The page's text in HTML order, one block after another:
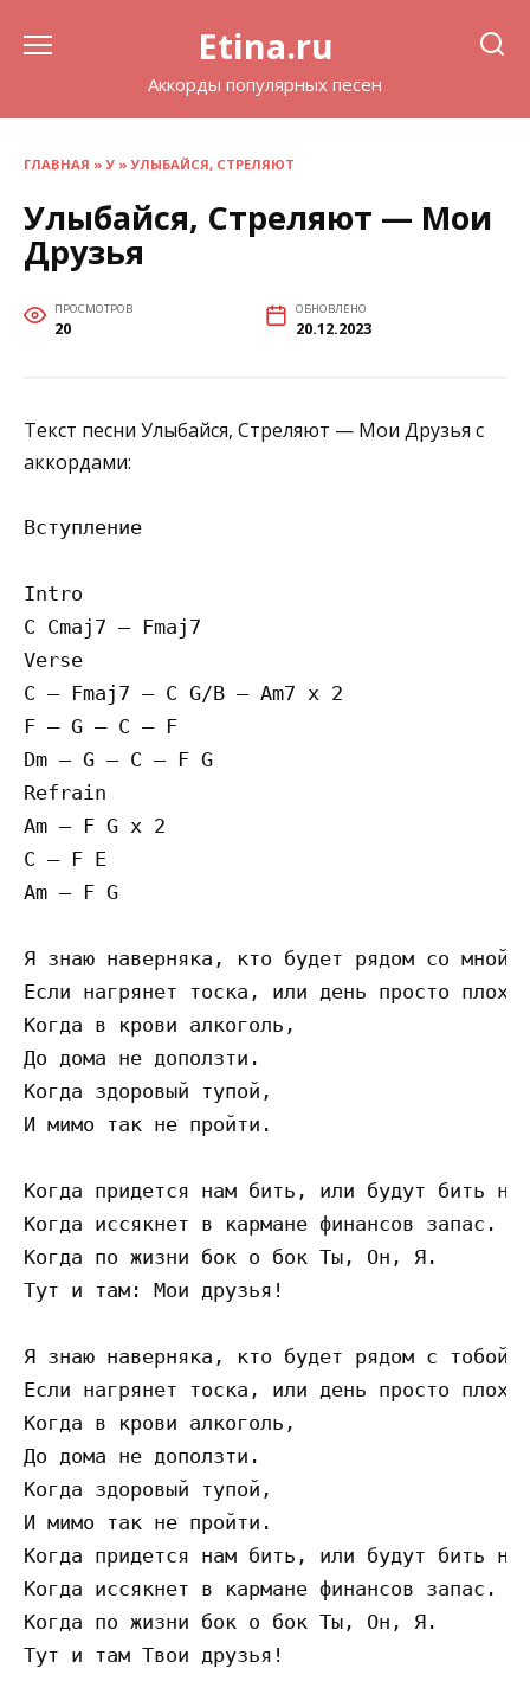
Etina.ru
Аккорды популярных песен
ГЛАВНАЯ »У »УЛЫБАЙСЯ, СТРЕЛЯЮТ
Улыбайся, Стреляют — Мои
Друзья
ПРОСМОТРОВ
20
ОБНОВЛЕНО
20.12.2023
Текст песни Улыбайся, Стреляют — Мои Друзья с
аккордами:
Вступление
Intro
С Cmaj7 – Fmaj7
Verse
С – Fmaj7 – C G/B – Am7 x 2
F – G – C – F
Dm – G – C – F G
Refrain
Am – F G x 2
C – F E
Am – F G
Я знаю наверняка, кто будет рядом со
Если нагрянет тоска, или день просто
Когда в крови алкоголь,
До дома не доползти.
Когда здоровый тупой,
И мимо так не пройти.
Когда придется нам бить, или будут бить
Когда иссякнет в кармане финансов запас.
Когда по жизни бок о бок Ты, Он, Я.
Тут и там: Мои друзья!
Я знаю наверняка, кто будет рядом с
Если нагрянет тоска, или день просто
Когда в крови алкоголь,
До дома не доползти.
Когда здоровый тупой,
И мимо так не пройти.
Когда придется нам бить, или будут бить
Когда иссякнет в кармане финансов запас.
Когда по жизни бок о бок Ты, Он, Я.